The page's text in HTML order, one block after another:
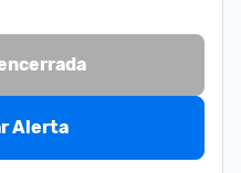
Alerta